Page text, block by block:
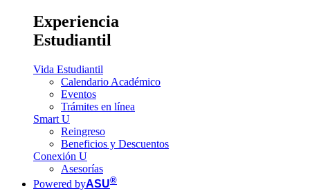
Experiencia
Estudiantil
Vida Estudiantil
Calendario Académico
Eventos
Trámites en línea
Smart U
Reingreso
Beneficios y Descuentos
Conexión U
Asesorías
Powered byASU®